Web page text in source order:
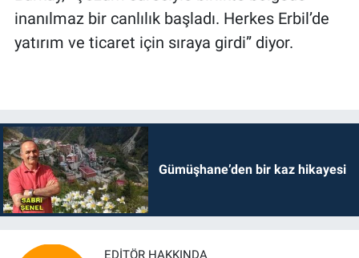
inanılmaz bir canlılık başladı. Herkes Erbil’de
yatırım ve ticaret için sıraya girdi” diyor.
Gümüşhane’den bir kaz hikayesi
EDITÖR HAKKINDA